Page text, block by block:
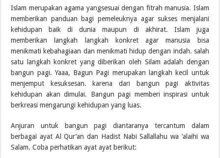
Islam merupakan agama yangsesuai dengan fitrah manusia. Islam
memberikan panduan bagi pemeleuknya agar sukses menjalani
kehidupan baik di dunia maupun di akhirat. Islam juga
memberikan langkah langkah konkret agar manusia bisa
menikmati kebahagiaan dan menikmati hidup dengan indah. salah
satu langkah konkret yang diberikan oleh Silam adalah dengan
bangun pagi. Yaaa, Bagun Pagi merupakan langkah kecil untuk
menjemput kesuksesan. karena dari bangun pagi aktivitas
kehidupan akan dimulai. Bangun pagi memberi inspirasi untuk
berkreasi mengarungi kehidupan yang luas.
Anjuran untuk bangun pagi diantaranya tercantum dalam
berbagai ayat Al Qur’an dan Hadist Nabi Sallallahu wa ‘alaihi wa
Salam. Coba perhatikan ayat ayat berikut: